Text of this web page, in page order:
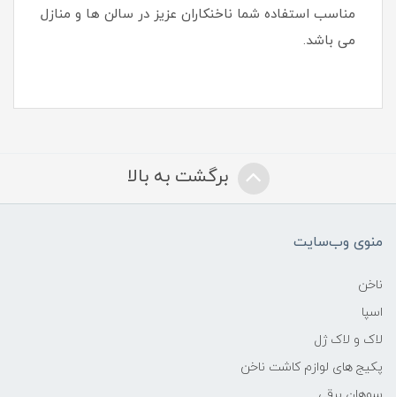
مناسب استفاده شما ناخنکاران عزیز در سالن ها و منازل
می باشد.
برگشت به بالا
منوی وب‌سایت
ناخن
اسپا
لاک و لاک ژل
پکیج های لوازم کاشت ناخن